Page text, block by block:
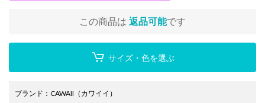
この商品は 返品可能です
サイズ・色を選ぶ
ブランド ： CAWAII （カワイイ）